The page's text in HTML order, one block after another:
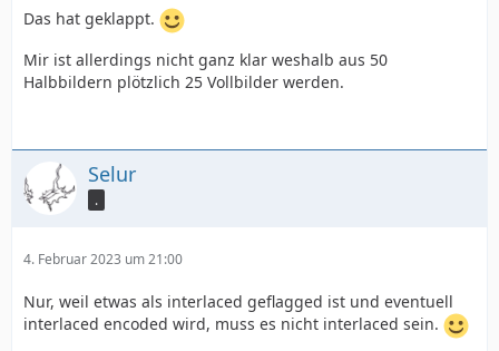
Das hat geklappt.
Mir ist allerdings nicht ganz klar weshalb aus 50
Halbbildern plötzlich 25 Vollbilder werden.
Selur
.
4. Februar 2023 um 21:00
Nur, weil etwas als interlaced geflagged ist und eventuell
interlaced encoded wird, muss es nicht interlaced sein.